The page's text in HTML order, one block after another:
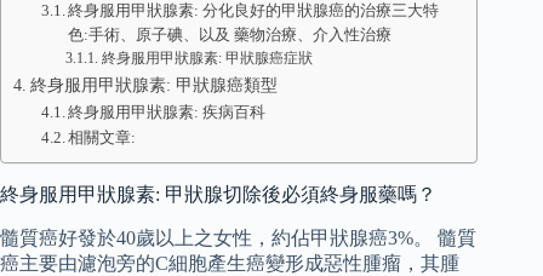
終身服用甲狀腺素: 分化良好的甲狀腺癌的治療三大特
色:手術、原子碘、以及 藥物治療、介入性治療
終身服用甲狀腺素: 甲狀腺癌症狀
終身服用甲狀腺素: 甲狀腺癌類型
終身服用甲狀腺素: 疾病百科
相關文章:
終身服用甲狀腺素: 甲狀腺切除後必須終身服藥嗎？
髓質癌好發於40歲以上之女性，約佔甲狀腺癌3%。 髓質
癌主要由濾泡旁的C細胞產生癌變形成惡性腫瘤，其腫